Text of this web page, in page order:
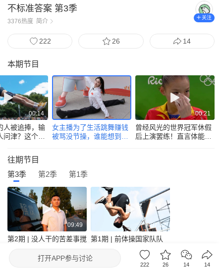
不标准答案 第3季
3376热度 简介
关注
222 26 14
本期节目
00:14
人被追捧，输
津？这个女
，不行你就
女主播为了生活跳舞赚钱
被骂没节操，谁能想到她
00:21
曾经风光的世界冠军休假
后上演罢练！直言体能一
往期节目
第3季
第2季 第1季
09:49
第2期 | 没人干的苦差事搅
师却说能让人满意，就值
07:12
第1期 | 前体操国家队队
松一直在跳出属于自己的
打开APP参与讨论
222 26 14 14